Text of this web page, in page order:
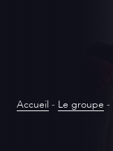
Accueil - Le groupe -